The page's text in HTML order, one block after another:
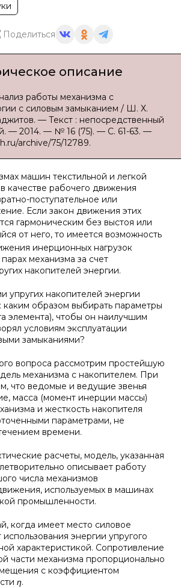
Поделиться
описание
работы механизма с
с силовым замыканием / Ш. Х.
— Текст : непосредственный
— 2014. — № 16 (75). — С. 61-63. —
archive/75/12789.
машин текстильной и легкой
качестве рабочего движения
поступательное или
Если закон движения этих
гармоническим без выстоя или
от него, то имеется возможность
инерционных нагрузок
механизма за счет
накопителей энергии.
упругих накопителей энергии
каким образом выбирать параметры
элемента), чтобы он наилучшим
условиям эксплуатации
замыканиями?
вопроса рассмотрим простейшую
механизма с накопителем. При
что ведомые и ведущие звенья
масса (момент инерции массы)
и жесткость накопителя
параметрами, не
времени.
расчеты, модель, указанная
описывает работу
числа механизмов
используемых в машинах
промышленности.
когда имеет место силовое
энергии упругого
характеристикой. Сопротивление
части механизма пропорционально
с коэффициентом
η.